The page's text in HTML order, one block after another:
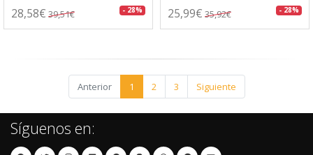
28,58€ 39,51€ - 28% 25,99€ 35,92€ - 28%
Anterior 1 2 3 Siguiente
Síguenos en: